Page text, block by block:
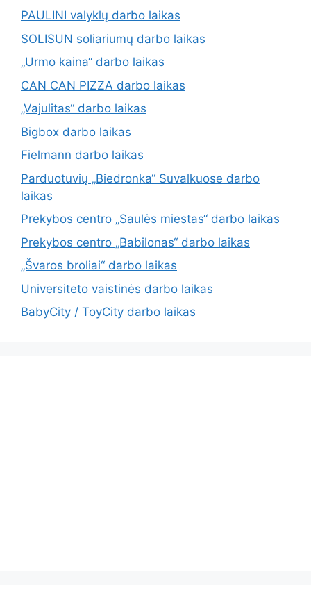
PAULINI valyklų darbo laikas
SOLISUN soliariumų darbo laikas
„Urmo kaina“ darbo laikas
CAN CAN PIZZA darbo laikas
„Vajulitas“ darbo laikas
Bigbox darbo laikas
Fielmann darbo laikas
Parduotuvių „Biedronka“ Suvalkuose darbo
laikas
Prekybos centro „Saulės miestas“ darbo laikas
Prekybos centro „Babilonas“ darbo laikas
„Švaros broliai“ darbo laikas
Universiteto vaistinės darbo laikas
BabyCity / ToyCity darbo laikas